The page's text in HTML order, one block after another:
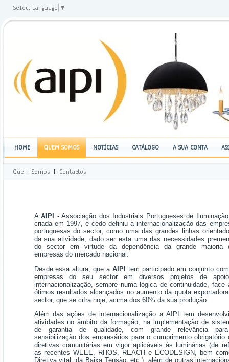
Select Language ▼
HOME QUEM SOMOS NOTÍCIAS CATÁLOGO A SUA CONTA
Quem Somos | Contactos
AAIPI
- Associação dos Industriais Portugueses de
criada em 1997, e cedo definiu a internacionalização das
portuguesas do sector, como uma das grandes linhas
da sua atividade, dado ser esta uma das necessidades
do sector em virtude da dependência da grande maioria
empresas do mercado nacional.
Desde essa altura, que aAIPI tem participado em conjunto
empresas do seu sector em diversos projetos de
internacionalização, sempre numa lógica de continuidade, face
ótimos resultados alcançados no aumento da quota
sector, que se cifra hoje, acima dos 60% da sua produção.
Além das ações de internacionalização a AIPI tem
atividades no âmbito da formação, na implementação de
de garantia de qualidade, com grande relevância
sensibilização dos empresários para o cumprimento obrigatório
diretivas comunitárias em vigor aplicáveis às luminárias (de
as recentes WEEE, RHOS, REACH e ECODESIGN, bem
Diretiva vital, da Baixa Tensão, etc.), além de outras